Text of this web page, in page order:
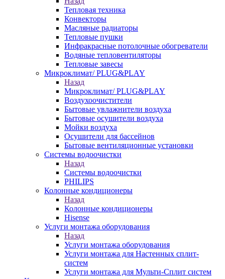
Тепловая техника
Конвекторы
Масляные радиаторы
Тепловые пушки
Инфракрасные потолочные обогреватели
Водяные тепловентиляторы
Тепловые завесы
Микроклимат/ PLUG&PLAY
Назад
Микроклимат/ PLUG&PLAY
Воздухоочистители
Бытовые увлажнители воздуха
Бытовые осушители воздуха
Мойки воздуха
Осушители для бассейнов
Бытовые вентиляционные установки
Системы водоочистки
Назад
Системы водоочистки
PHILIPS
Колонные кондиционеры
Назад
Колонные кондиционеры
Hisense
Услуги монтажа оборудования
Назад
Услуги монтажа оборудования
Услуги монтажа для Настенных сплит-
систем
Услуги монтажа для Мульти-Сплит систем